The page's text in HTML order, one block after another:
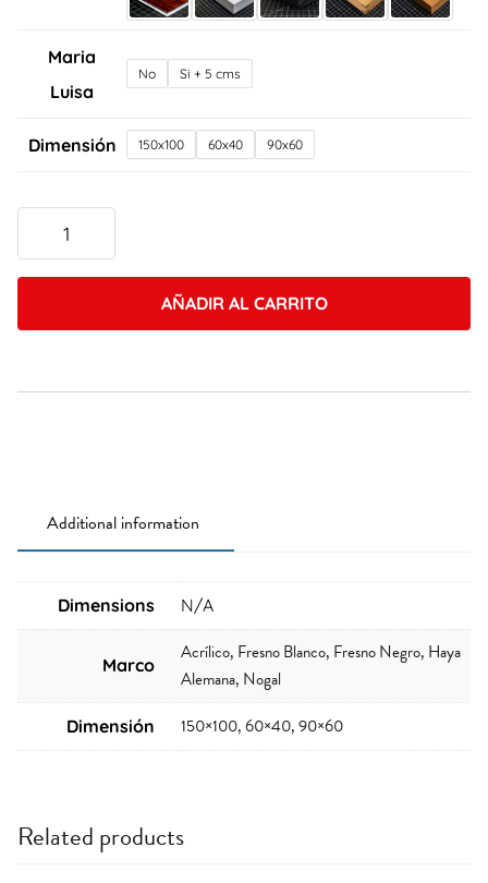
Maria
Luisa
No Si + 5 cms
Dimensión 150x100 60x40 90x60
Regina
quantity
AÑADIR AL CARRITO
Additional information
Dimensions N/A
Marco
Acrílico, Fresno Blanco, Fresno Negro, Haya
Alemana, Nogal
Dimensión 150×100, 60×40, 90×60
Related products